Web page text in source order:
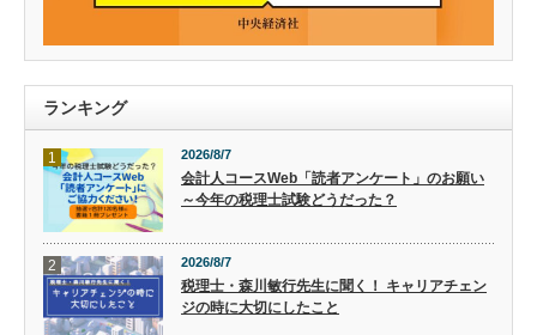
ランキング
1 2026/8/7
会計人コースWeb「読者アンケート」のお願い
～今年の税理士試験どうだった？
2 2026/8/7
税理士・森川敏行先生に聞く！ キャリアチェン
ジの時に大切にしたこと